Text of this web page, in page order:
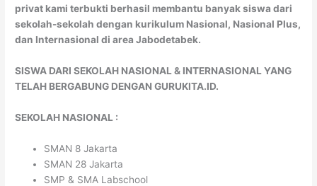
privat kami terbukti berhasil membantu banyak siswa dari
sekolah-sekolah dengan kurikulum Nasional, Nasional Plus,
dan Internasional di area Jabodetabek.
SISWA DARI SEKOLAH NASIONAL & INTERNASIONAL YANG
TELAH BERGABUNG DENGAN GURUKITA.ID.
SEKOLAH NASIONAL :
SMAN 8 Jakarta
SMAN 28 Jakarta
SMP & SMA Labschool